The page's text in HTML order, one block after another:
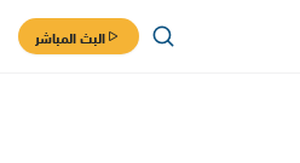
البث المباشر